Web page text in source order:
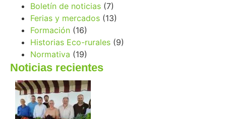
Boletín de noticias (7)
Ferias y mercados (13)
Formación (16)
Historias Eco-rurales (9)
Normativa (19)
Noticias recientes